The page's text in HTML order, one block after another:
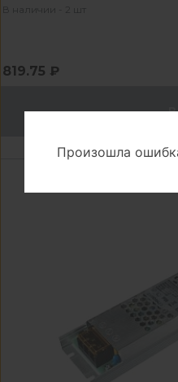
В наличии - 2 шт
819.75 ₽
Произошла